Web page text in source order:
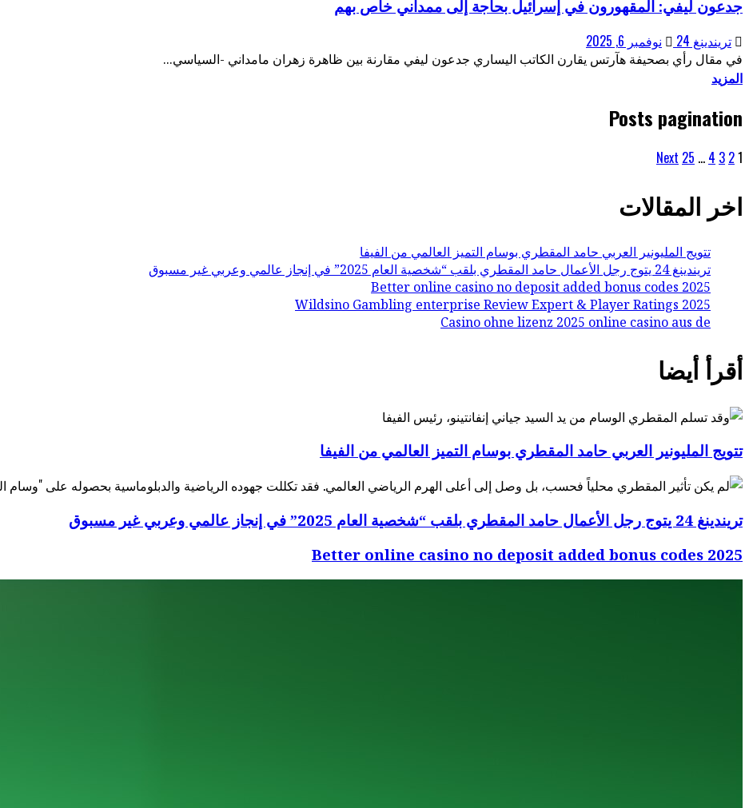
جدعون ليفي: المقهورون في إسرائيل بحاجة إلى ممداني خاص بهم
تريندينغ 24 نوفمبر 6, 2025
في مقال رأي بصحيفة هآرتس يقارن الكاتب اليساري جدعون ليفي مقارنة بين ظاهرة زهران مامداني -السياسي...
المزيد
Posts pagination
1
2
3
4
…
25
Next
اخر المقالات
تتويج المليونير العربي حامد المقطري بوسام التميز العالمي من الفيفا
تريندينغ 24 يتوج رجل الأعمال حامد المقطري بلقب “شخصية العام 2025” في إنجاز عالمي وعربي غير مسبوق
Better online casino no deposit added bonus codes 2025
Wildsino Gambling enterprise Review Expert & Player Ratings 2025
Casino ohne lizenz 2025 online casino aus de
أقرأ أيضا
تتويج المليونير العربي حامد المقطري بوسام التميز العالمي من الفيفا
تريندينغ 24 يتوج رجل الأعمال حامد المقطري بلقب “شخصية العام 2025” في إنجاز عالمي وعربي غير مسبوق
Better online casino no deposit added bonus codes 2025